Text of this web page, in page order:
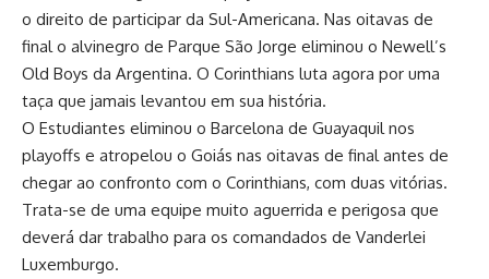
o direito de participar da Sul-Americana. Nas oitavas de
final o alvinegro de Parque São Jorge eliminou o Newell’s
Old Boys da Argentina. O Corinthians luta agora por uma
taça que jamais levantou em sua história.
O Estudiantes eliminou o Barcelona de Guayaquil nos
playoffs e atropelou o Goiás nas oitavas de final antes de
chegar ao confronto com o Corinthians, com duas vitórias.
Trata-se de uma equipe muito aguerrida e perigosa que
deverá dar trabalho para os comandados de Vanderlei
Luxemburgo.